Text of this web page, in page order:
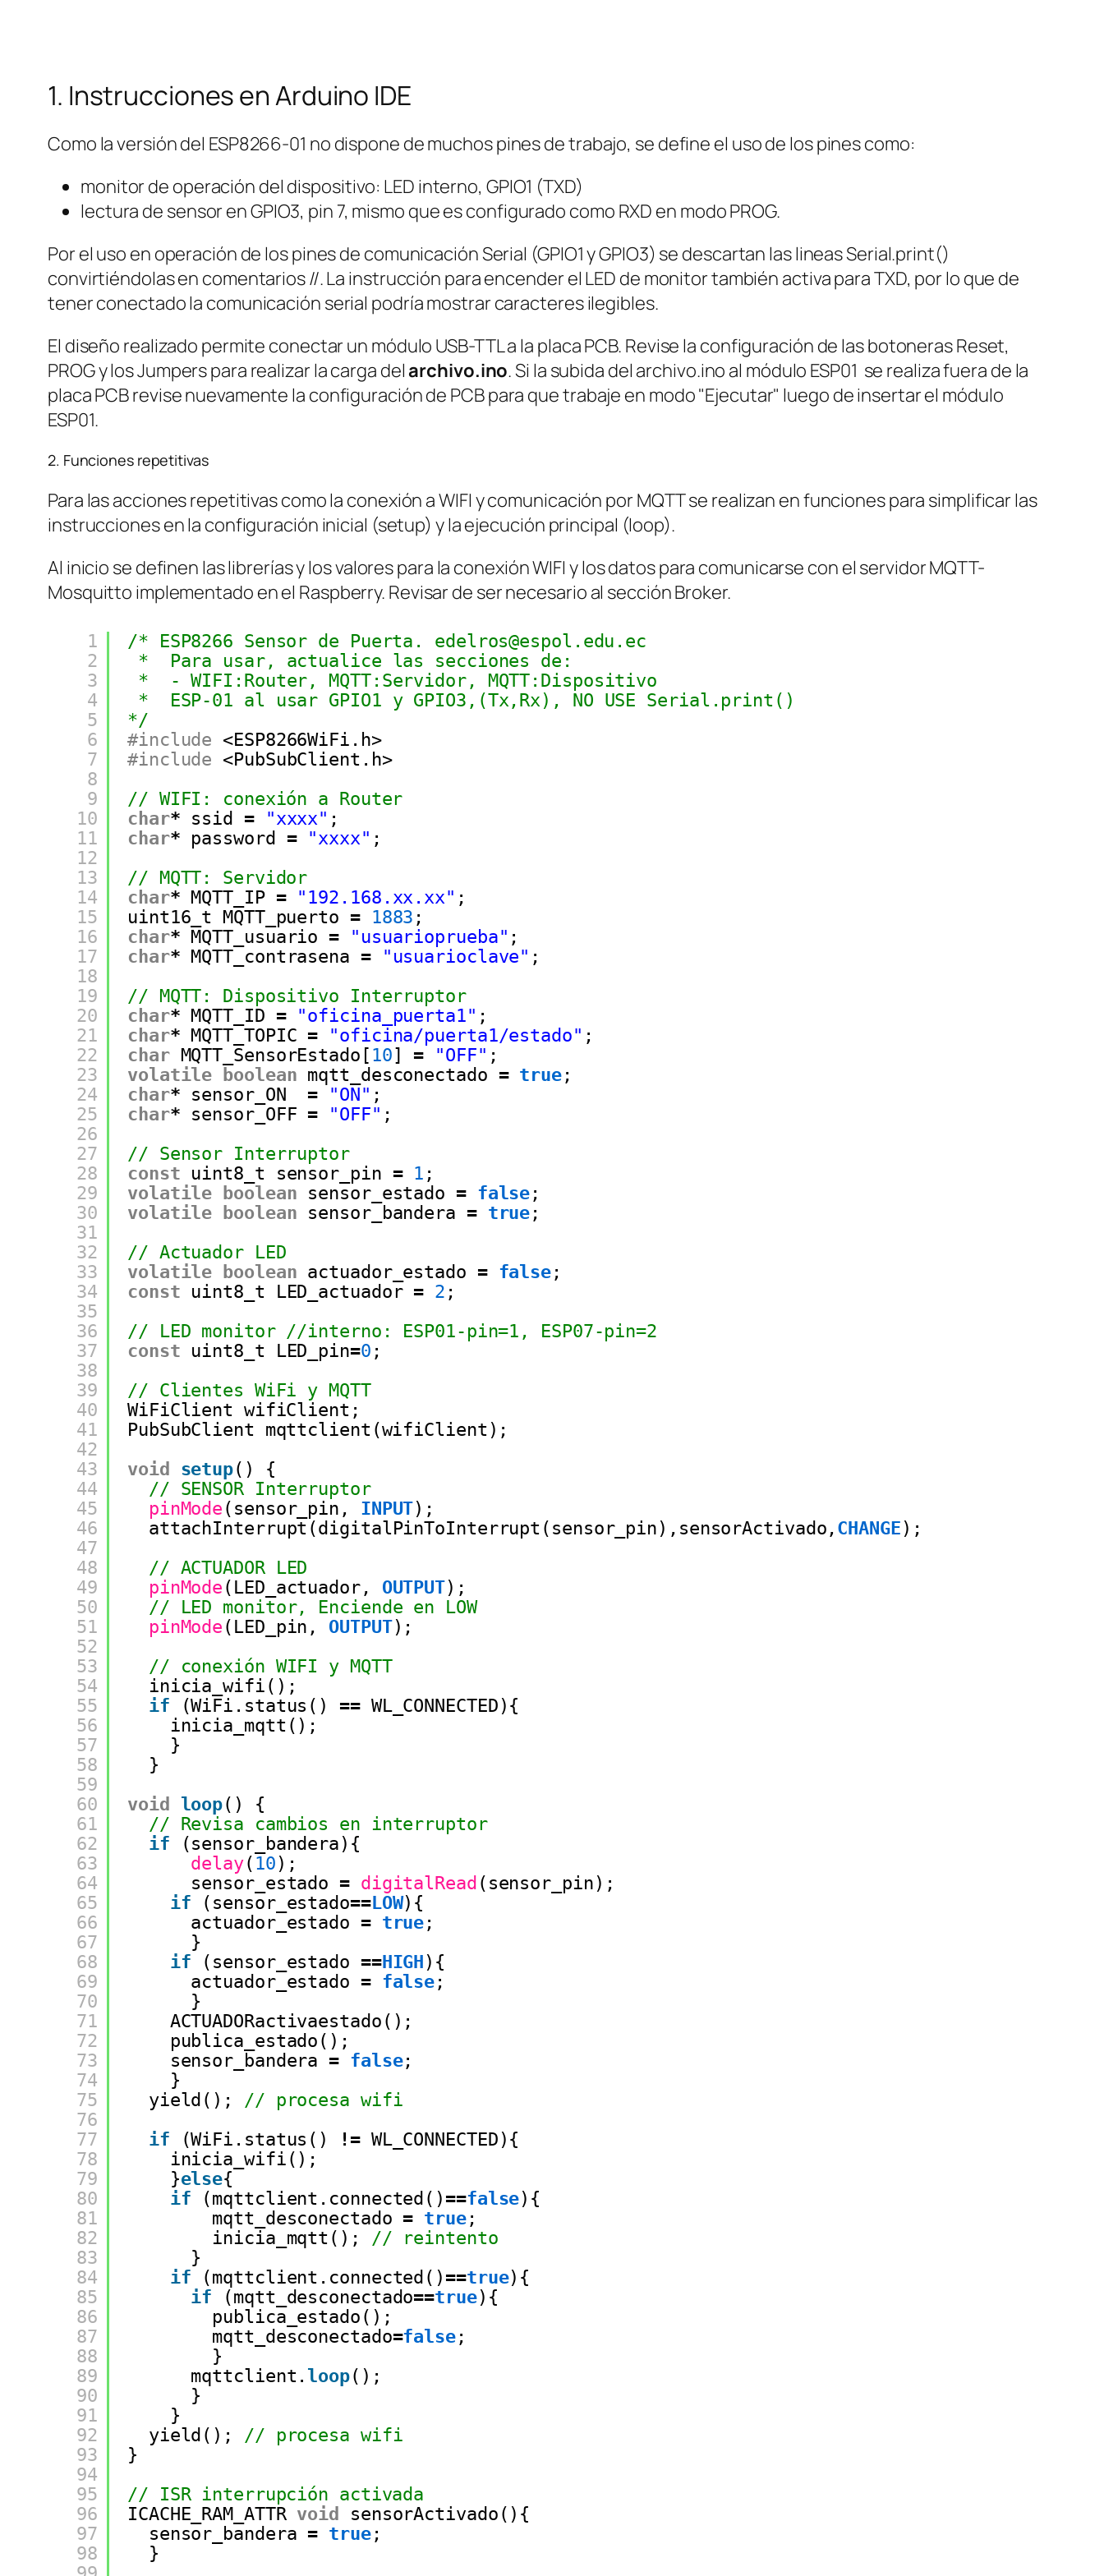
1. Instrucciones en Arduino IDE
Como la versión del ESP8266-01 no dispone de muchos pines de trabajo, se define el uso de los pines como:
monitor de operación del dispositivo: LED interno, GPIO1 (TXD)
lectura de sensor en GPIO3, pin 7, mismo que es configurado como RXD en modo PROG.
Por el uso en operación de los pines de comunicación Serial (GPIO1 y GPIO3) se descartan las lineas Serial.print()
convirtiéndolas en comentarios //. La instrucción para encender el LED de monitor también activa para TXD, por lo que de
tener conectado la comunicación serial podría mostrar caracteres ilegibles.
El diseño realizado permite conectar un módulo USB-TTL a la placa PCB. Revise la configuración de las botoneras Reset,
PROG y los Jumpers para realizar la carga delarchivo.ino. Si la subida del archivo.ino al módulo ESP01 se realiza fuera de la
placa PCB revise nuevamente la configuración de PCB para que trabaje en modo "Ejecutar" luego de insertar el módulo
ESP01.
2. Funciones repetitivas
Para las acciones repetitivas como la conexión a WIFI y comunicación por MQTT se realizan en funciones para simplificar las
instrucciones en la configuración inicial (setup) y la ejecución principal (loop).
Al inicio se definen las librerías y los valores para la conexión WIFI y los datos para comunicarse con el servidor MQTT-
Mosquitto implementado en el Raspberry. Revisar de ser necesario al sección Broker.
1
2
3
4
5
6
7
8
9
10
11
12
13
14
15
16
17
18
19
20
21
22
23
24
25
26
27
28
29
30
31
32
33
34
35
36
37
38
39
40
41
42
43
44
45
46
47
48
49
50
51
52
53
54
55
56
57
58
59
60
61
62
63
64
65
66
67
68
69
70
71
72
73
74
75
76
77
78
79
80
81
82
83
84
85
86
87
88
89
90
91
92
93
94
95
96
97
98
/* ESP8266 Sensor de Puerta. edelros@espol.edu.ec
*  Para usar, actualice las secciones de:
*  - WIFI:Router, MQTT:Servidor, MQTT:Dispositivo
*  ESP-01 al usar GPIO1 y GPIO3,(Tx,Rx), NO USE Serial.print()
*/
#include <ESP8266WiFi.h>
#include <PubSubClient.h>
// WIFI: conexión a Router
char* ssid = "xxxx" ;
char* password = "xxxx" ;
// MQTT: Servidor
char* MQTT_IP = "192.168.xx.xx" ;
uint16_t MQTT_puerto = 1883 ;
char* MQTT_usuario = "usuarioprueba" ;
char* MQTT_contrasena = "usuarioclave" ;
// MQTT: Dispositivo Interruptor
char* MQTT_ID = "oficina_puerta1" ;
char* MQTT_TOPIC = "oficina/puerta1/estado" ;
char
MQTT_SensorEstado[ 10] = "OFF" ;
volatile
boolean mqtt_desconectado = true;
char* sensor_ON = "ON" ;
char* sensor_OFF = "OFF" ;
// Sensor Interruptor
const uint8_t sensor_pin = 1 ;
volatile
boolean sensor_estado = false ;
volatile
boolean sensor_bandera = true ;
// Actuador LED
volatile
boolean actuador_estado = false ;
const uint8_t LED_actuador = 2 ;
// LED monitor //interno: ESP01-pin=1, ESP07-pin=2
const uint8_t LED_pin=0 ;
// Clientes WiFi y MQTT
WiFiClient wifiClient;
PubSubClient mqttclient(wifiClient);
void
setup() {
// SENSOR Interruptor
pinMode (sensor_pin, INPUT);
attachInterrupt(digitalPinToInterrupt(sensor_pin),sensorActivado, CHANGE );
// ACTUADOR LED
pinMode (LED_actuador, OUTPUT);
// LED monitor, Enciende en LOW
pinMode (LED_pin, OUTPUT);
// conexión WIFI y MQTT
inicia_wifi();
if
(WiFi.status() == WL_CONNECTED){
inicia_mqtt();
}
}
void
loop() {
// Revisa cambios en interruptor
if
(sensor_bandera){
delay( 10 );
sensor_estado = digitalRead (sensor_pin);
if
(sensor_estado==LOW){
actuador_estado = true ;
}
if
(sensor_estado ==HIGH ){
actuador_estado = false ;
}
ACTUADORactivaestado();
publica_estado();
sensor_bandera = false;
}
yield(); // procesa wifi
if
(WiFi.status() ! = WL_CONNECTED){
inicia_wifi();
}else{
if
(mqttclient.connected() ==false){
mqtt_desconectado = true;
inicia_mqtt(); // reintento
}
if
(mqttclient.connected() ==true){
if
(mqtt_desconectado==true){
publica_estado();
mqtt_desconectado=false;
}
mqttclient. loop();
}
}
yield(); // procesa wifi
}
// ISR interrupción activada
ICACHE_RAM_ATTR void
sensorActivado(){
sensor_bandera = true;
}